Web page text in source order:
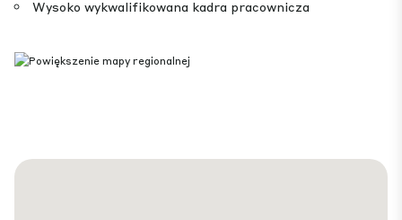
Wysoko wykwalifikowana kadra pracownicza